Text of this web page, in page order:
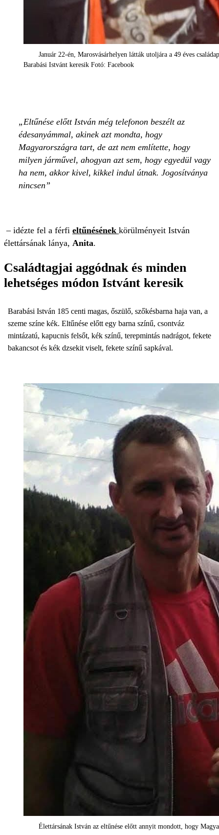
Január 22-én, Marosvásárhelyen látták utoljára a 49 éves
Barabási Istvánt keresik Fotó: Facebook
Eltűnése előtt István még telefonon beszélt az
édesanyámmal, akinek azt mondta, hogy
Magyarországra tart, de azt nem említette, hogy
milyen járművel, ahogyan azt sem, hogy egyedül vagy
ha nem, akkor kivel, kikkel indul útnak. Jogosítványa
nincsen
– idézte fel a férfi eltűnésének körülményeit István
élettársának lánya, Anita.
Családtagjai aggódnak és minden
lehetséges módon Istvánt keresik
Barabási István 185 centi magas, őszülő, szőkésbarna haja van, a
szeme színe kék. Eltűnése előtt egy barna színű, csontváz
mintázatú, kapucnis felsőt, kék színű, terepmintás nadrágot, fekete
bakancsot és kék dzsekit viselt, fekete színű sapkával.
Élettársának István az eltűnése előtt annyit mondott, hogy